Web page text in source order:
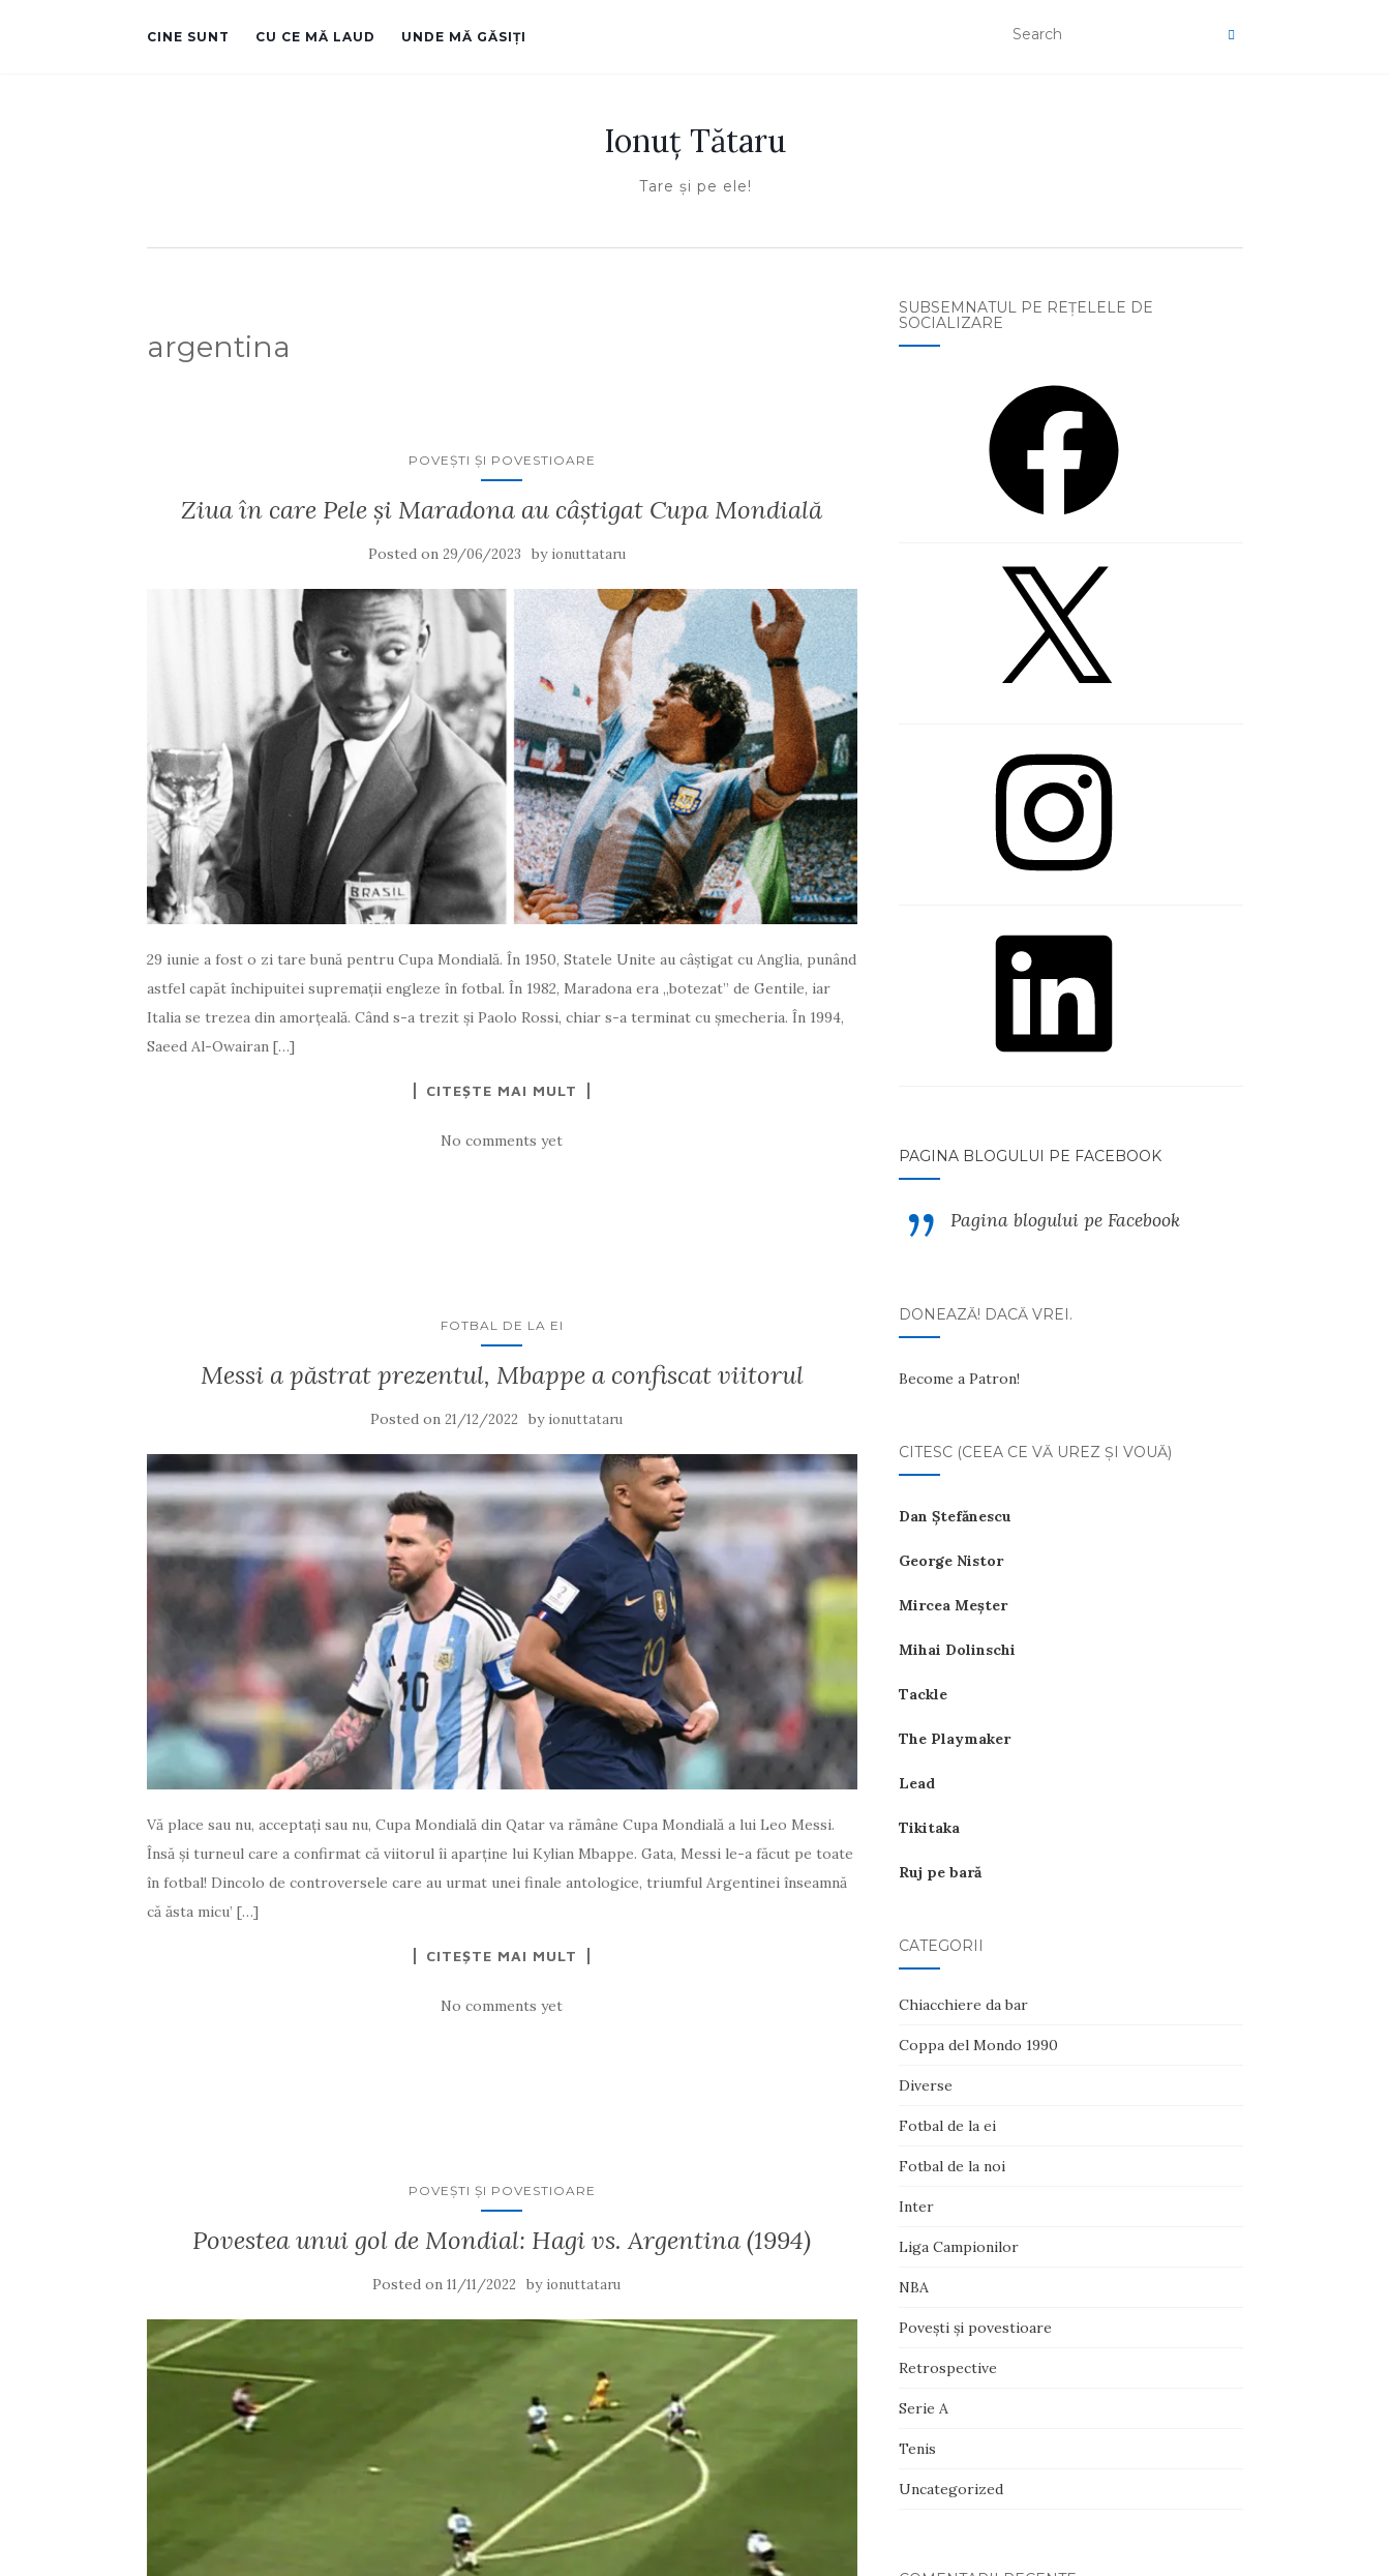
CINE SUNT CU CE MĂ LAUD UNDE MĂ GĂSIŢI
Ionuţ Tătaru
Tare şi pe ele!
argentina
POVEŞTI ŞI POVESTIOARE
Ziua în care Pele și Maradona au câștigat Cupa Mondială
Posted on 29/06/2023 by ionuttataru
29 iunie a fost o zi tare bună pentru Cupa Mondială. În 1950, Statele Unite au câștigat cu Anglia, punând
astfel capăt închipuitei supremații engleze în fotbal. În 1982, Maradona era „botezat” de Gentile, iar
Italia se trezea din amorţeală. Când s-a trezit şi Paolo Rossi, chiar s-a terminat cu șmecheria. În 1994,
Saeed Al-Owairan […]
CITEȘTE MAI MULT
No comments yet
FOTBAL DE LA EI
Messi a păstrat prezentul, Mbappe a confiscat viitorul
Posted on21/12/2022 by ionuttataru
Vă place sau nu, acceptați sau nu, Cupa Mondială din Qatar va rămâne Cupa Mondială a lui Leo Messi.
Însă și turneul care a confirmat că viitorul îi aparține lui Kylian Mbappe. Gata, Messi le-a făcut pe toate
în fotbal! Dincolo de controversele care au urmat unei finale antologice, triumful Argentinei înseamnă
că ăsta micu’ […]
CITEȘTE MAI MULT
No comments yet
POVEŞTI ŞI POVESTIOARE
Povestea unui gol de Mondial: Hagi vs. Argentina (1994)
Posted on11/11/2022 by ionuttataru
SUBSEMNATUL PE REŢELELE DE
SOCIALIZARE
PAGINA BLOGULUI PE FACEBOOK
Pagina blogului pe Facebook
DONEAZĂ! DACĂ VREI.
Become a Patron!
CITESC (CEEA CE VĂ UREZ ŞI VOUĂ)
Dan Ştefănescu
George Nistor
Mircea Meşter
Mihai Dolinschi
Tackle
The Playmaker
Lead
Tikitaka
Ruj pe bară
CATEGORII
Chiacchiere da bar
Coppa del Mondo 1990
Diverse
Fotbal de la ei
Fotbal de la noi
Inter
Liga Campionilor
NBA
Poveşti şi povestioare
Retrospective
Serie A
Tenis
Uncategorized